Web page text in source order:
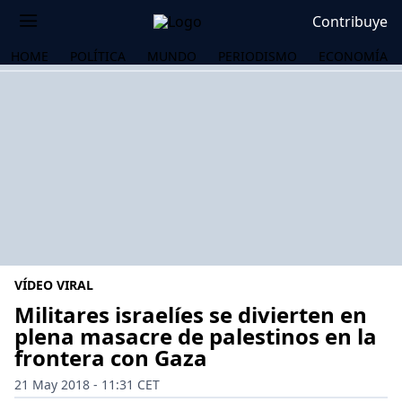
Contribuye
HOME POLÍTICA MUNDO PERIODISMO ECONOMÍA
VÍDEO VIRAL
Militares israelíes se divierten en
plena masacre de palestinos en la
frontera con Gaza
21 May 2018 - 11:31 CET